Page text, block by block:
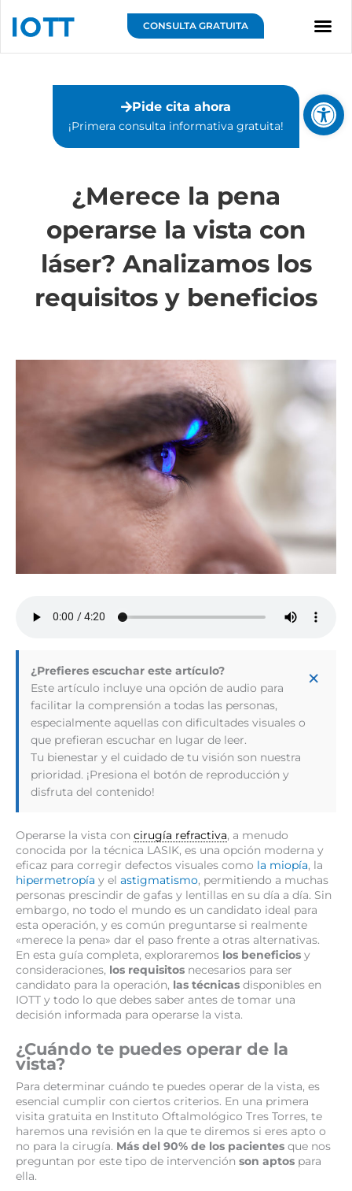
Abrir
contenido
CONSULTA GRATUITA
Pide cita ahora
¡Primera consulta informativa gratuita!⁣
¿Merece la pena
operarse la vista con
láser? Analizamos los
requisitos y beneficios
¿Prefieres escuchar este artículo?
Este artículo incluye una opción de audio para
facilitar la comprensión a todas las personas,
especialmente aquellas con dificultades visuales o
que prefieran escuchar en lugar de leer.
Tu bienestar y el cuidado de tu visión son nuestra
prioridad. ¡Presiona el botón de reproducción y
disfruta del contenido!
×
Operarse la vista con cirugía refractiva, a menudo
conocida por la técnica LASIK, es una opción moderna y
eficaz para corregir defectos visuales como la miopía, la
hipermetropía y el astigmatismo, permitiendo a muchas
personas prescindir de gafas y lentillas en su día a día. Sin
embargo, no todo el mundo es un candidato ideal para
esta operación, y es común preguntarse si realmente
«merece la pena» dar el paso frente a otras alternativas.
En esta guía completa, exploraremos los beneficios y
consideraciones, los requisitos necesarios para ser
candidato para la operación, las técnicas disponibles en
IOTT y todo lo que debes saber antes de tomar una
decisión informada para operarse la vista.
¿Cuándo te puedes operar de la
vista?
Para determinar cuándo te puedes operar de la vista, es
esencial cumplir con ciertos criterios. En una primera
visita gratuita en Instituto Oftalmológico Tres Torres, te
haremos una revisión en la que te diremos si eres apto o
no para la cirugía. Más del 90% de los pacientes que nos
preguntan por este tipo de intervención son aptos para
ella.